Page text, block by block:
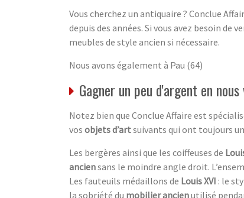
Vous cherchez un antiquaire ? Conclue
depuis des années. Si vous avez besoin
meubles de style ancien si nécessaire.
Nous avons également à Pau (64)
Gagner un peu d'argent en
Notez bien que Conclue Affaire est
vos objets d’artsuivants qui ont toujours
Les bergères ainsi que les coiffeuses de
anciensans le moindre angle droit.
Les fauteuils médaillons de Louis XVI : le
la sobriété du mobilier ancienutilisé